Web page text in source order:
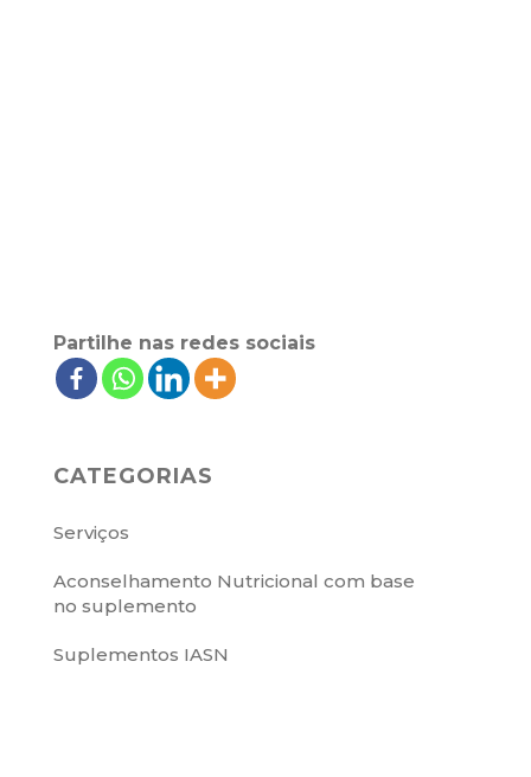
Partilhe nas redes sociais
CATEGORIAS
Serviços
Aconselhamento Nutricional com base
no suplemento
Suplementos IASN